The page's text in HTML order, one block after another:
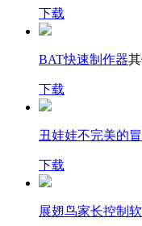
下载
BAT快速制作器
下载
丑娃娃不完美的
下载
展翅鸟家长控制